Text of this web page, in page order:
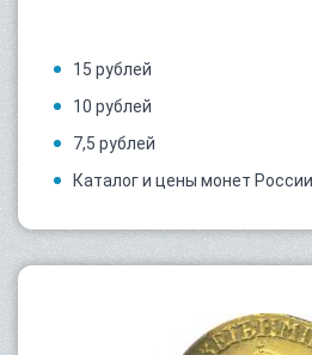
15 рублей
10 рублей
7,5 рублей
Каталог и цены монет